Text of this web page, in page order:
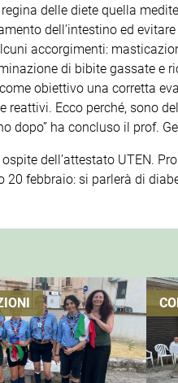
delle diete quella
dell’intestino ed
accorgimenti:
di bibite gassate e
obiettivo una corretta
reattivi. Ecco perché, sono
dopo” ha concluso il prof.
dell’attestato UTEN.
febbraio: si parlerà di